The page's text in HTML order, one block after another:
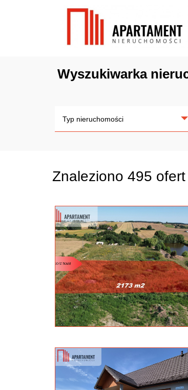
Wyszukiwarka
Typ nieruchomości
Znaleziono 495 ofert